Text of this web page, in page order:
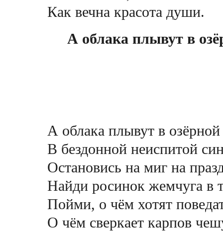
Как вечна красота души.
А облака плывут в
А облака плывут в
В бездонной неиспитой
Остановись на миг на
Найди росинок жемчуга в
Пойми, о чём хотят
О чём сверкает карпов